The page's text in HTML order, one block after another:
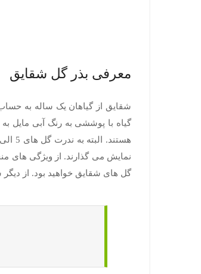
معرفی بذر گل شقایق
نمایش می گذارند. از ویژگی های
گل های شقایق خواهید بود. از